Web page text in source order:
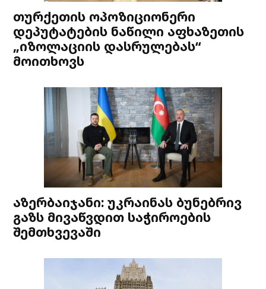
თურქეთის ოპოზიციონერი
დეპუტატების ნაწილი აფხაზეთის
„იზოლაციის დასრულებას“
მოითხოვს
აზერბაიჯანი: უკრაინას ბუნებრივ
გაზს მივაწვდით საჭიროების
შემთხვევაში